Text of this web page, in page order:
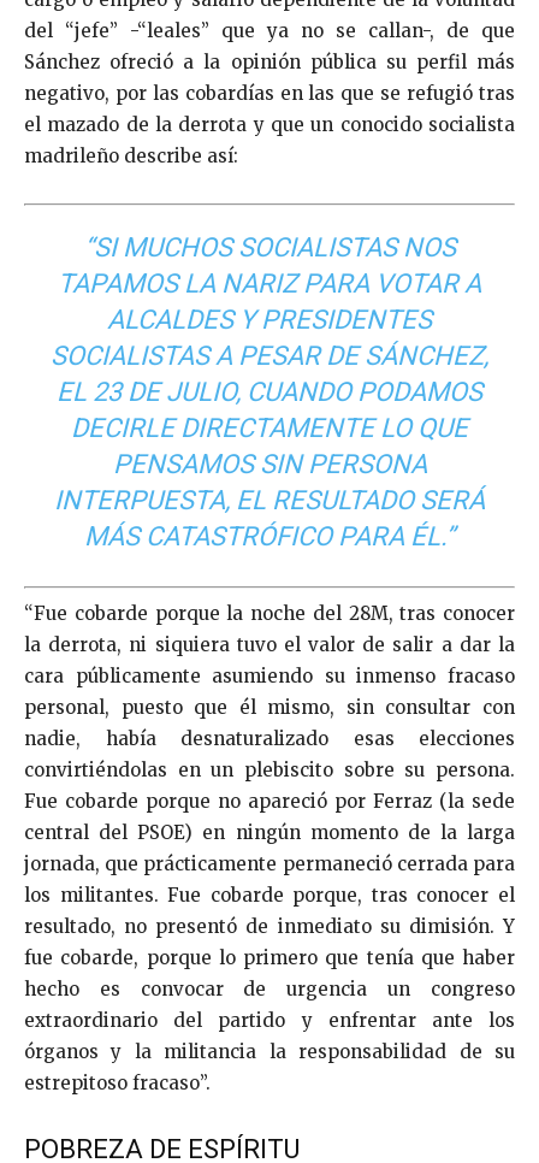
del “jefe” -“leales” que ya no se callan-, de que
Sánchez ofreció a la opinión pública su perfil más
negativo, por las cobardías en las que se refugió tras
el mazado de la derrota y que un conocido socialista
madrileño describe así:
“SI MUCHOS SOCIALISTAS NOS
TAPAMOS LA NARIZ PARA VOTAR A
ALCALDES Y PRESIDENTES
SOCIALISTAS A PESAR DE SÁNCHEZ,
EL 23 DE JULIO, CUANDO PODAMOS
DECIRLE DIRECTAMENTE LO QUE
PENSAMOS SIN PERSONA
INTERPUESTA, EL RESULTADO SERÁ
MÁS CATASTRÓFICO PARA ÉL.”
“Fue cobarde porque la noche del 28M, tras conocer
la derrota, ni siquiera tuvo el valor de salir a dar la
cara públicamente asumiendo su inmenso fracaso
personal, puesto que él mismo, sin consultar con
nadie, había desnaturalizado esas elecciones
convirtiéndolas en un plebiscito sobre su persona.
Fue cobarde porque no apareció por Ferraz (la sede
central del PSOE) en ningún momento de la larga
jornada, que prácticamente permaneció cerrada para
los militantes. Fue cobarde porque, tras conocer el
resultado, no presentó de inmediato su dimisión. Y
fue cobarde, porque lo primero que tenía que haber
hecho es convocar de urgencia un congreso
extraordinario del partido y enfrentar ante los
órganos y la militancia la responsabilidad de su
estrepitoso fracaso”.
POBREZA DE ESPÍRITU